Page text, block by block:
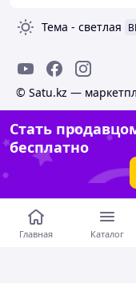
Тема - светлая
© Satu.kz —
Стать
бесплатно
Главная Каталог